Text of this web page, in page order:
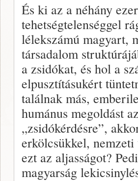
És ki az a néhány
tehetségtelenséggel
lélekszámú magyart,
társadalom
a zsidókat, és hol a
elpusztításukért
találnak más,
humánus megoldást
„zsidókérdésre”,
erkölcsükkel,
ezt az aljasságot?
magyarság